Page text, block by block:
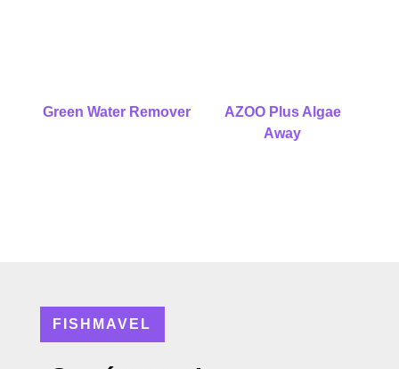
Green Water Remover
AZOO Plus Algae
Away
FISHMAVEL